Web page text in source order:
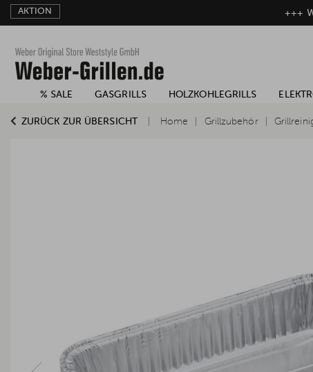
AKTION +++
% SALE GASGRILLS HOLZKOHLEGRILLS
ZURÜCK ZUR ÜBERSICHT Home Grillzubehör